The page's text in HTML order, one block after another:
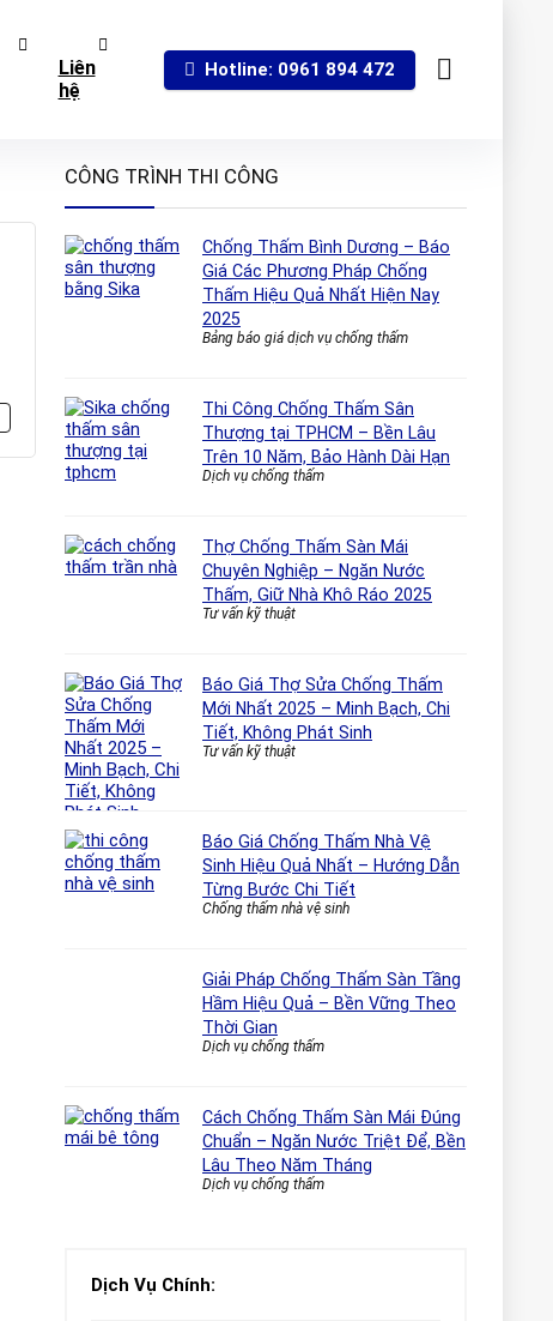
Liên
hệ
Hotline: 0961 894 472
CÔNG TRÌNH THI CÔNG
Chống Thấm Bình Dương – Báo
Giá Các Phương Pháp Chống
Thấm Hiệu Quả Nhất Hiện Nay
2025
Bảng báo giá dịch vụ chống thấm
Thi Công Chống Thấm Sân
Thượng tại TPHCM – Bền Lâu
Trên 10 Năm, Bảo Hành Dài Hạn
Dịch vụ chống thấm
Thợ Chống Thấm Sàn Mái
Chuyên Nghiệp – Ngăn Nước
Thấm, Giữ Nhà Khô Ráo 2025
Tư vấn kỹ thuật
Báo Giá Thợ Sửa Chống Thấm
Mới Nhất 2025 – Minh Bạch, Chi
Tiết, Không Phát Sinh
Tư vấn kỹ thuật
Báo Giá Chống Thấm Nhà Vệ
Sinh Hiệu Quả Nhất – Hướng Dẫn
Từng Bước Chi Tiết
Chống thấm nhà vệ sinh
Giải Pháp Chống Thấm Sàn Tầng
Hầm Hiệu Quả – Bền Vững Theo
Thời Gian
Dịch vụ chống thấm
Cách Chống Thấm Sàn Mái Đúng
Chuẩn – Ngăn Nước Triệt Để, Bền
Lâu Theo Năm Tháng
Dịch vụ chống thấm
Dịch Vụ Chính: